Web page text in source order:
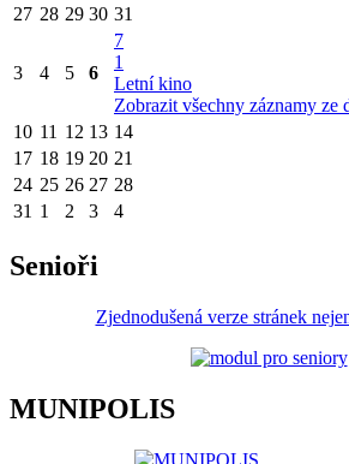
27 28 29 30 31
3 4 5 6
7
1
Letní kino
Zobrazit všechny záznamy ze
10 11 12 13 14
17 18 19 20 21
24 25 26 27 28
31 1 2 3 4
Senioři
Zjednodušená verze stránek
MUNIPOLIS